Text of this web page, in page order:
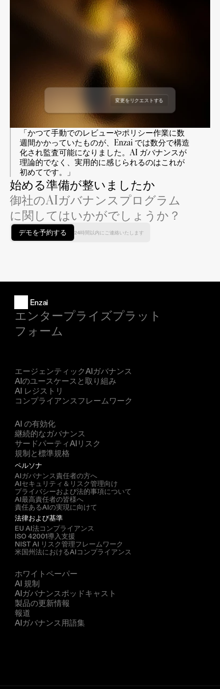
「かつて手動でのレビューやポリシー作業に数
週間かかっていたものが、Enzai では数分で構造
化され監査可能になりました。AI ガバナンスが
理論的でなく、実用的に感じられるのはこれが
初めてです。」
始める準備が整いましたか
御社のAIガバナンスプログラム
に関してはいかがでしょうか？
デモを予約する 24時間以内にご連絡いたします
ドラフトユースケース
リクエストされた者: Enzai
レビュアー:
リクエスト日: 2026年7月7日
レビュアー:
ドラフトユースケース
リクエスト日: 2026年8月18日
リクエストされた者: Enzai
レビュアー:
リクエスト日: 2026年6月19日
リクエストされた者: Enzai
レビュアー:
変更をリクエストする
Enzai
エンタープライズプラット
フォーム
エージェンティックAIガバナンス
AIのユースケースと取り組み
AI レジストリ
コンプライアンスフレームワーク
AI の有効化
継続的なガバナンス
サードパーティAIリスク
規制と標準規格
ペルソナ
AIガバナンス責任者の方へ
AIセキュリティ＆リスク管理向け
プライバシーおよび法的事項について
AI最高責任者の皆様へ
責任あるAIの実現に向けて
法律および基準
EU AI法コンプライアンス
ISO 42001導入支援
NIST AI リスク管理フレームワーク
米国州法におけるAIコンプライアンス
ホワイトペーパー
AI 規制
AIガバナンスポッドキャスト
製品の更新情報
報道
AIガバナンス用語集